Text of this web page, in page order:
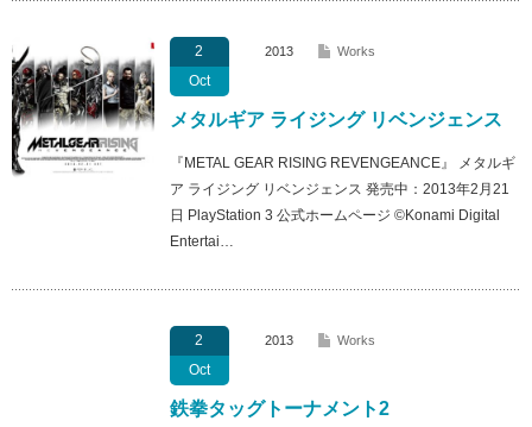
2
Oct
2013 Works
メタルギア ライジング リベンジェンス
『METAL GEAR RISING REVENGEANCE』 メタルギ
ア ライジング リベンジェンス 発売中：2013年2月21
日 PlayStation 3 公式ホームページ ©Konami Digital
Entertai…
2
Oct
2013 Works
鉄拳タッグトーナメント2